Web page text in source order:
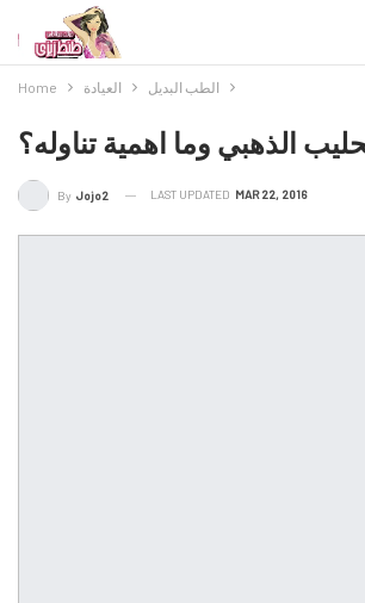
Home العيادة الطب البديل
الذهبي وما اهمية تناوله؟
By Jojo2 LAST UPDATED MAR 22, 2016